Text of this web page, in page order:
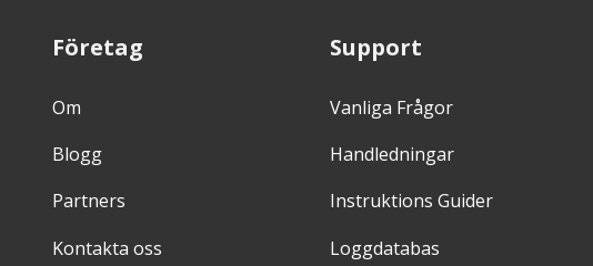
Företag
Om
Blogg
Partners
Kontakta oss
Support
Vanliga Frågor
Handledningar
Instruktions Guider
Loggdatabas